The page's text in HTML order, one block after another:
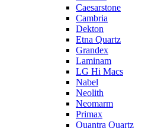
Caesarstone
Cambria
Dekton
Etna Quartz
Grandex
Laminam
LG Hi Macs
Nabel
Neolith
Neomarm
Primax
Quantra Quartz